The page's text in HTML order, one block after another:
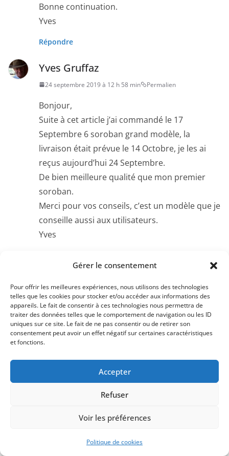
Gérer le consentement
Pour offrir les meilleures expériences, nous utilisons des technologies
telles que les cookies pour stocker et/ou accéder aux informations des
appareils. Le fait de consentir à ces technologies nous permettra de
traiter des données telles que le comportement de navigation ou les ID
uniques sur ce site. Le fait de ne pas consentir ou de retirer son
consentement peut avoir un effet négatif sur certaines caractéristiques
et fonctions.
Accepter
Refuser
Voir les préférences
Politique de cookies
Bonne continuation.
Yves
Répondre
Yves Gruffaz
24 septembre 2019 à 12 h 58 min Permalien
Bonjour,
Suite à cet article j’ai commandé le 17
Septembre 6 soroban grand modèle, la
livraison était prévue le 14 Octobre, je les ai
reçus aujourd’hui 24 Septembre.
De bien meilleure qualité que mon premier
soroban.
Merci pour vos conseils, c’est un modèle que je
conseille aussi aux utilisateurs.
Yves
24 septembre 2019 à 16 h 22 min Permalien
Bonjour Yves,
Très content que mes conseils vous aient
déjà vu ce livret pour les élèves: